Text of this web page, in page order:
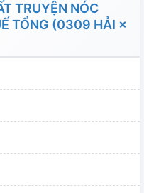
TRUYỆN NÓC
TỔNG (0309 HẢI ×